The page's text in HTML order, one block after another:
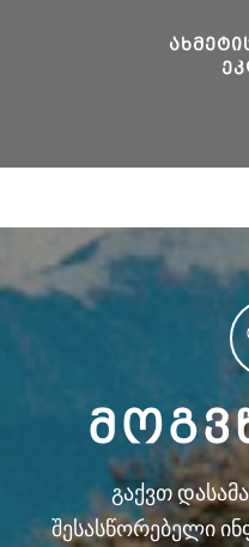
გაქვთ
შესასწორებელი